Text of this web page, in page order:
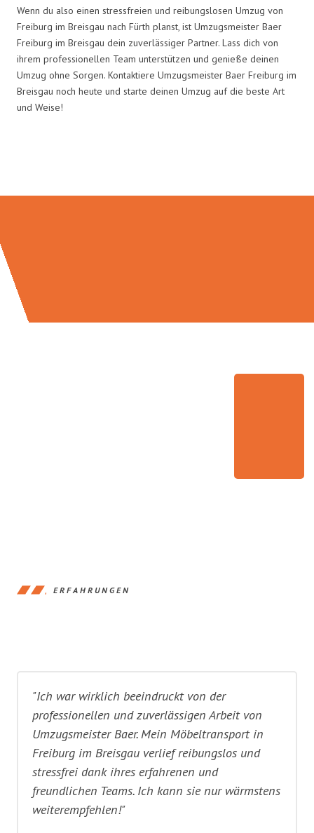
Wenn du also einen stressfreien und reibungslosen Umzug von
Freiburg im Breisgau nach Fürth planst, ist Umzugsmeister Baer
Freiburg im Breisgau dein zuverlässiger Partner. Lass dich von
ihrem professionellen Team unterstützen und genieße deinen
Umzug ohne Sorgen. Kontaktiere Umzugsmeister Baer Freiburg im
Breisgau noch heute und starte deinen Umzug auf die beste Art
und Weise!
ERFAHRUNGEN
"Ich war wirklich beeindruckt von der
professionellen und zuverlässigen Arbeit von
Umzugsmeister Baer. Mein Möbeltransport in
Freiburg im Breisgau verlief reibungslos und
stressfrei dank ihres erfahrenen und
freundlichen Teams. Ich kann sie nur wärmstens
weiterempfehlen!"